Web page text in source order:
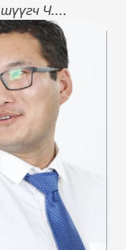
Ч.
зочноор
хөтөлбөр хувь
Сайхнаа
маань
гэрэл